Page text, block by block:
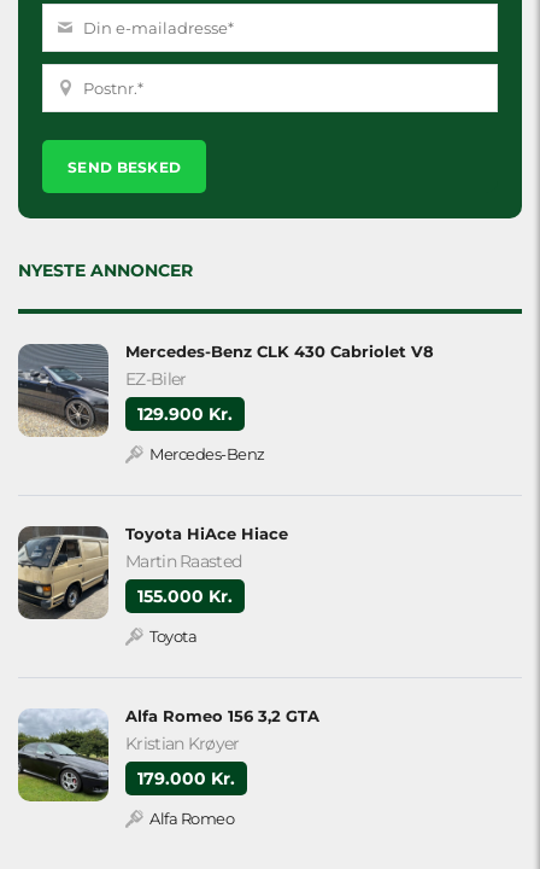
Please
leave
empty.
NYESTE ANNONCER
Mercedes-Benz CLK 430 Cabriolet V8
EZ-Biler
129.900 Kr.
Mercedes-Benz
Toyota HiAce Hiace
Martin Raasted
155.000 Kr.
Toyota
Alfa Romeo 156 3,2 GTA
Kristian Krøyer
179.000 Kr.
Alfa Romeo